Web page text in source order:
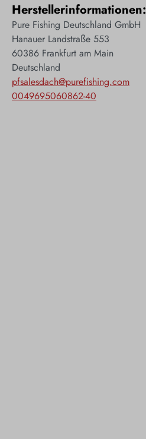
Herstellerinformationen:
Pure Fishing Deutschland GmbH
Hanauer Landstraße 553
60386 Frankfurt am Main
Deutschland
pfsalesdach@purefishing.com
0049695060862-40